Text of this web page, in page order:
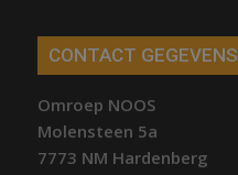
CONTACT GEGEVENS
Omroep NOOS
Molensteen 5a
7773 NM Hardenberg